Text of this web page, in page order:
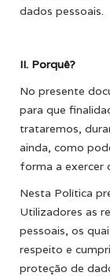
dados pessoais.
II. Porquê?
No presente
para que
trataremos,
ainda, como
forma a exercer
Nesta Política
Utilizadores as
pessoais, os
respeito e
proteção de